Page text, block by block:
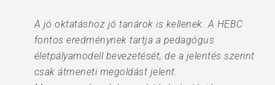
A jó oktatáshoz jó tanárok is kellenek. A HEBC
fontos eredménynek tartja a pedagógus
életpályamodell bevezetését, de a jelentés szerint
csak átmeneti megoldást jelent.